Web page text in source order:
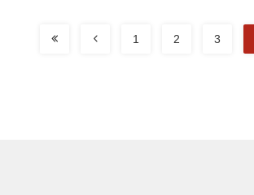
1 2 3